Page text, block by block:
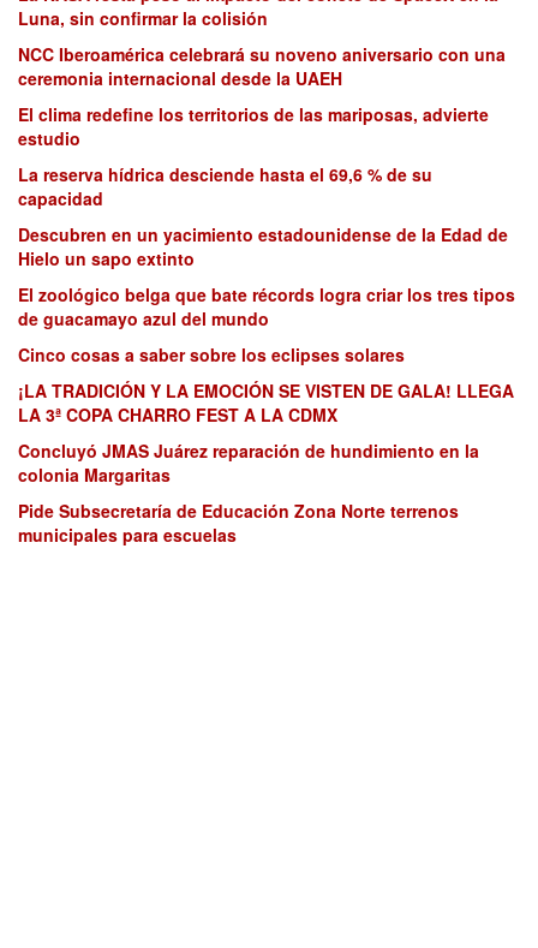
Luna, sin confirmar la colisión
NCC Iberoamérica celebrará su noveno aniversario con una
ceremonia internacional desde la UAEH
El clima redefine los territorios de las mariposas, advierte
estudio
La reserva hídrica desciende hasta el 69,6 % de su
capacidad
Descubren en un yacimiento estadounidense de la Edad de
Hielo un sapo extinto
El zoológico belga que bate récords logra criar los tres tipos
de guacamayo azul del mundo
Cinco cosas a saber sobre los eclipses solares
¡LA TRADICIÓN Y LA EMOCIÓN SE VISTEN DE GALA! LLEGA
LA 3ª COPA CHARRO FEST A LA CDMX
Concluyó JMAS Juárez reparación de hundimiento en la
colonia Margaritas
Pide Subsecretaría de Educación Zona Norte terrenos
municipales para escuelas